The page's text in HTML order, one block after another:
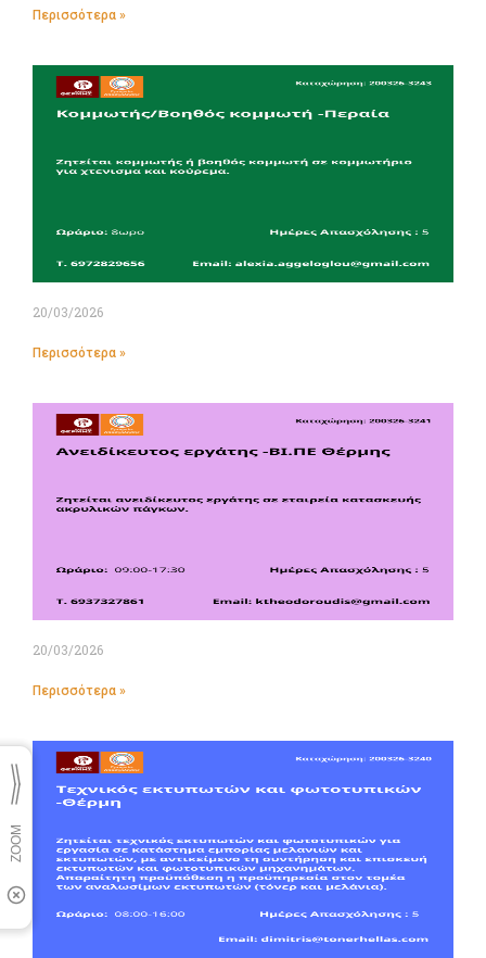
Περισσότερα »
20/03/2026
Περισσότερα »
20/03/2026
Περισσότερα »